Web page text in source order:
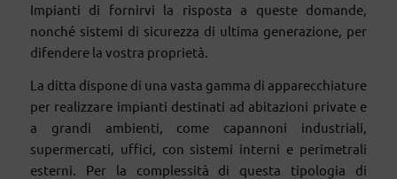
Impianti di fornirvi la risposta a queste domande,
nonché sistemi di sicurezza di ultima generazione, per
difendere la vostra proprietà.
La ditta dispone di una vasta gamma di apparecchiature
per realizzare impianti destinati ad abitazioni private e
a grandi ambienti, come capannoni industriali,
supermercati, uffici, con sistemi interni e perimetrali
esterni. Per la complessità di questa tipologia di